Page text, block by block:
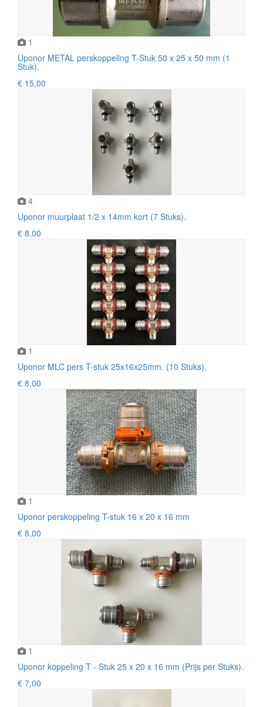
1
Uponor METAL perskoppeling T-Stuk 50 x 25 x 50 mm (1
Stuk).
€ 15,00
4
Uponor muurplaat 1/2 x 14mm kort (7 Stuks).
€ 8,00
1
Uponor MLC pers T-stuk 25x16x25mm. (10 Stuks).
€ 8,00
1
Uponor perskoppeling T-stuk 16 x 20 x 16 mm
€ 8,00
1
Uponor koppeling T - Stuk 25 x 20 x 16 mm (Prijs per Stuks).
€ 7,00